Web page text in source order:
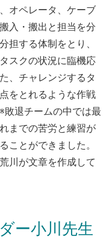
オペレータ、ケーブ
入・搬出と担当を分
担する体制をとり、
スクの状況に臨機応
、チャレンジするタ
をとれるような作戦
敗退チームの中では最
までの苦労と練習が
ことができました。
川が文章を作成して
ー小川先生